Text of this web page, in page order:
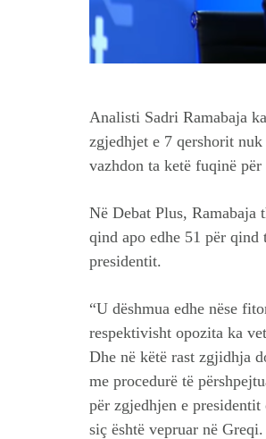
Analisti Sadri Ramabaja
zgjedhjet e 7 qershorit
vazhdon ta ketë fuqinë
Në Debat Plus, Ramabaja
qind apo edhe 51 për
presidentit.
“U dëshmua edhe nëse
respektivisht opozita ka
Dhe në këtë rast zgjidhja
me procedurë të
për zgjedhjen e
siç është vepruar në